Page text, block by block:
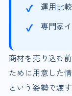
運用比
専門家
商材を売り込む
ために用意した
という姿勢で渡